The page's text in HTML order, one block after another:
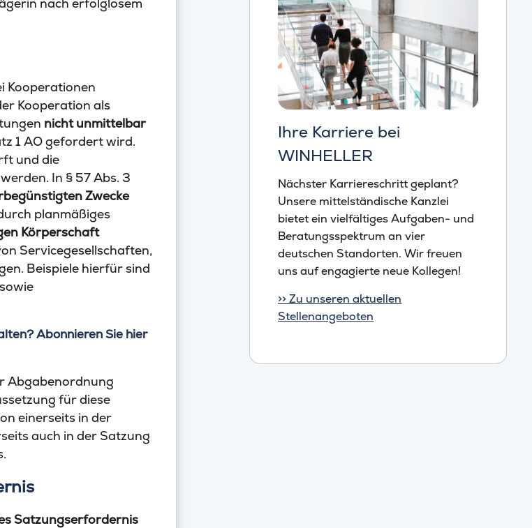
Kooperationen
Kooperation als
nicht unmittelbar
1 AO gefordert wird.
und die
In § 57 Abs. 3
Zwecke
planmäßiges
Körperschaft
Servicegesellschaften,
Beispiele hierfür sind
sowie
Abonnieren Sie hier
Abgabenordnung
für diese
einerseits in der
auch in der Satzung
Satzungserfordernis
Ihre Karriere bei
WINHELLER
Nächster Karriereschritt geplant?
Unsere mittelständische Kanzlei
bietet ein vielfältiges Aufgaben- und
Beratungsspektrum an vier
deutschen Standorten. Wir freuen
uns auf engagierte neue Kollegen!
>> Zu unseren aktuellen
Stellenangeboten